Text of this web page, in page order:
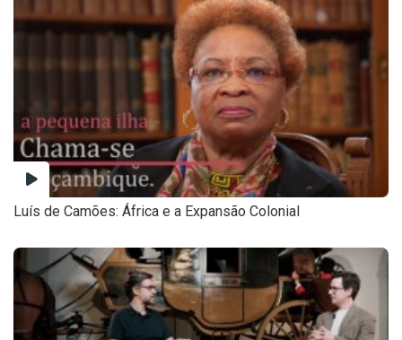
Luís de Camões: África e a Expansão Colonial